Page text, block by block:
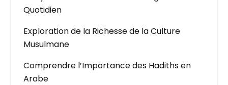
Quotidien
Exploration de la Richesse de la Culture
Musulmane
Comprendre l’Importance des Hadiths en
Arabe